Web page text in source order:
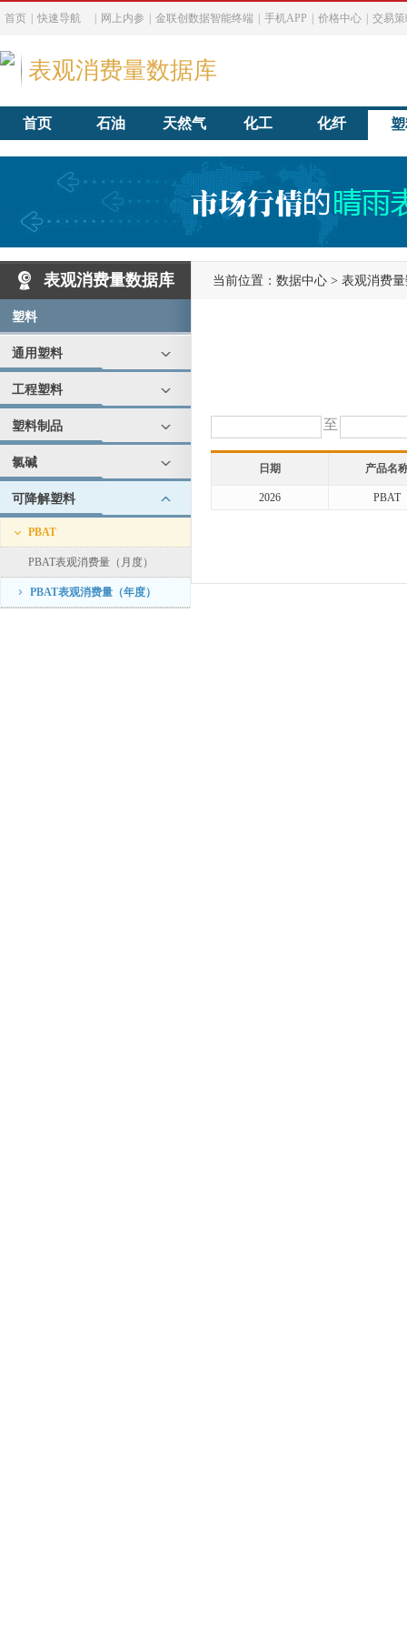
首页 快速导航 网上内参 金联创数据智能终端 手机APP 价格中心 交易
表观消费量数据库
首页 石油 天然气 化工 化纤
表观消费量数据库
塑料
通用塑料
工程塑料
塑料制品
氯碱
可降解塑料
PBAT
PBAT表观消费量（月度）
PBAT表观消费量（年度）
当前位置： 数据中心 > 表观消费
至
日期 产品名
2026 PBAT